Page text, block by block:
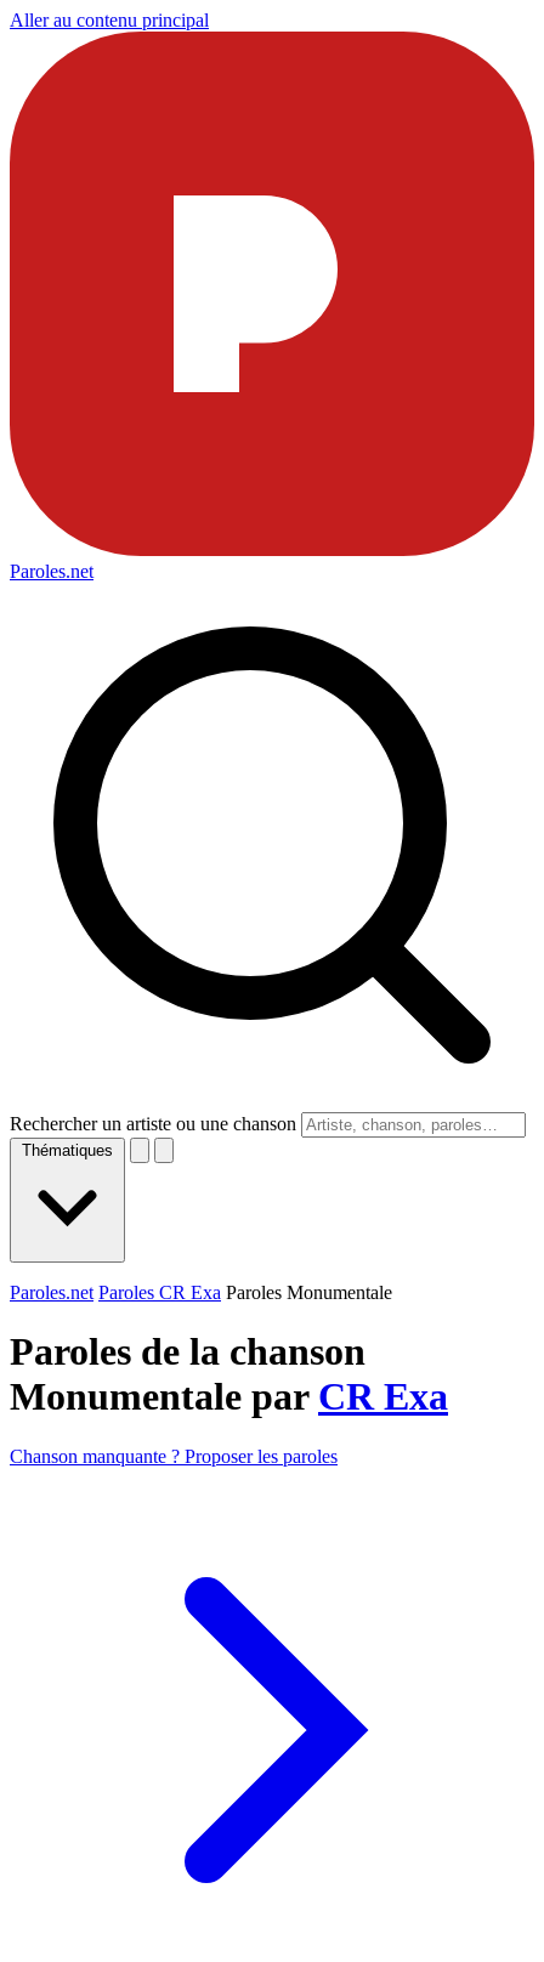
Aller au contenu principal
Paroles.net
Rechercher un artiste ou une chanson
Thématiques
Paroles.net Paroles CR Exa Paroles Monumentale
Paroles de la chanson
Monumentale par CR Exa
Chanson manquante ? Proposer les paroles